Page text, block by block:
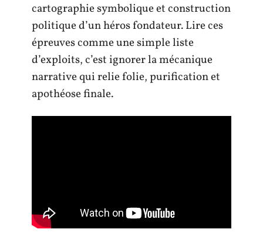
cartographie symbolique et construction
politique d’un héros fondateur. Lire ces
épreuves comme une simple liste
d’exploits, c’est ignorer la mécanique
narrative qui relie folie, purification et
apothéose finale.